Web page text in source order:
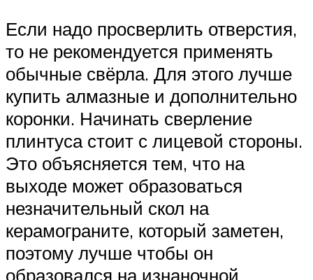
Если надо просверлить отверстия,
то не рекомендуется применять
обычные свёрла. Для этого лучше
купить алмазные и дополнительно
коронки. Начинать сверление
плинтуса стоит с лицевой стороны.
Это объясняется тем, что на
выходе может образоваться
незначительный скол на
керамограните, который заметен,
поэтому лучше чтобы он
образовался на изнаночной